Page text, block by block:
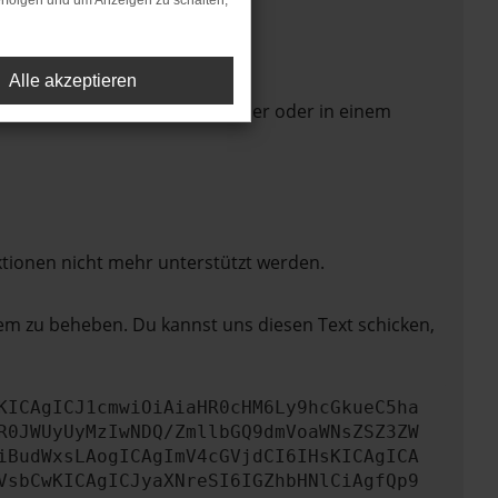
in einem anderen Browser oder in einem
nicht mehr unterstützt werden.
zu beheben. Du kannst uns diesen Text schicken,
ZmllbGQ9dmVoaWNsZSZ3ZW
Alle akzeptieren